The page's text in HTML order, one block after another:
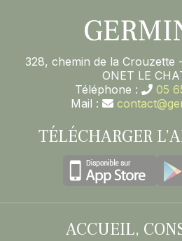
328, chemin de la Crouzette
ONET LE
Téléphone :
05
Mail :
TÉLÉCHARGER
ACCUEIL,